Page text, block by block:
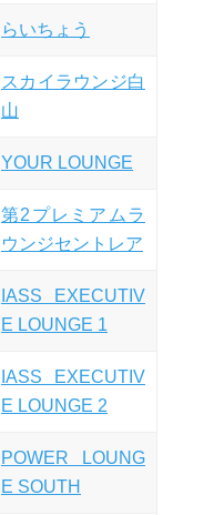
らいちょう
スカイラウンジ白
山
YOUR LOUNGE
第2プレミアムラ
ウンジセントレア
IASS EXECUTIV
E LOUNGE 1
IASS EXECUTIV
E LOUNGE 2
POWER LOUNG
E SOUTH